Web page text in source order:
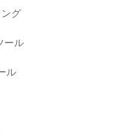
グ
ール
ル